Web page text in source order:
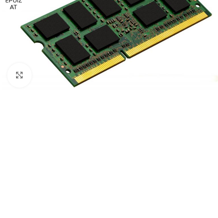
AT
Faceți click pentru a mări